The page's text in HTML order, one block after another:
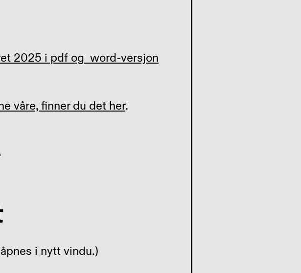
2025 i pdf og word-versjon
våre, finner du det her.
i nytt vindu.)